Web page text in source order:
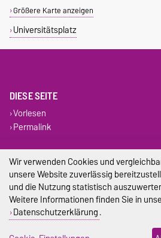
Größere Karte anzeigen
Universitätsplatz
DIESE SEITE
Vorlesen
Permalink
Impressum
Datenschutz
Barrierefreiheit
Cookie-
Wir verwenden Cookies und
unsere Website zuverlässig
und die Nutzung statistisch
Weitere Informationen finden Sie in
Datenschutzerklärung.